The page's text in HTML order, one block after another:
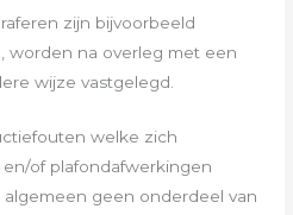
zijn bijvoorbeeld
worden na overleg met een
wijze vastgelegd.
welke zich
of plafondafwerkingen
geen onderdeel van